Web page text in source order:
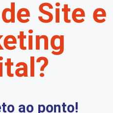
Site e
ao ponto!